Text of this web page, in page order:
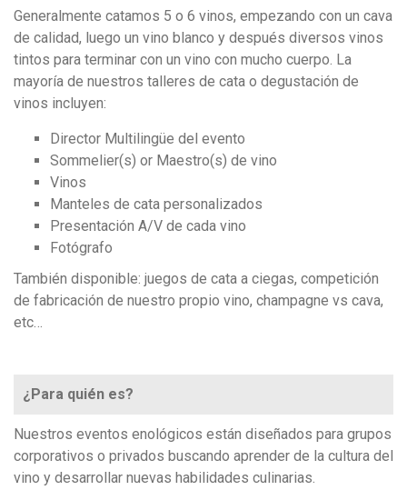
Generalmente catamos 5 o 6 vinos, empezando con un cava
de calidad, luego un vino blanco y después diversos vinos
tintos para terminar con un vino con mucho cuerpo. La
mayoría de nuestros talleres de cata o degustación de
vinos incluyen:
Director Multilingüe del evento
Sommelier(s) or Maestro(s) de vino
Vinos
Manteles de cata personalizados
Presentación A/V de cada vino
Fotógrafo
También disponible: juegos de cata a ciegas, competición
de fabricación de nuestro propio vino, champagne vs cava,
etc…
¿Para quién es?
Nuestros eventos enológicos están diseñados para grupos
corporativos o privados buscando aprender de la cultura del
vino y desarrollar nuevas habilidades culinarias.